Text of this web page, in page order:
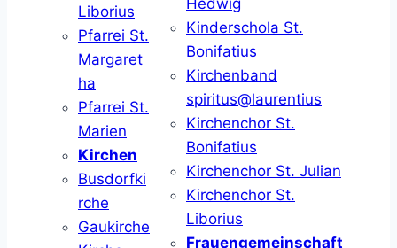
Liborius
Pfarrei St.
Margaret
ha
Pfarrei St.
Marien
Kirchen
Busdorfki
rche
Gaukirche
Hedwig
Kinderschola St.
Bonifatius
Kirchenband
spiritus@laurentius
Kirchenchor St.
Bonifatius
Kirchenchor St. Julian
Kirchenchor St.
Liborius
Frauengemeinschaft